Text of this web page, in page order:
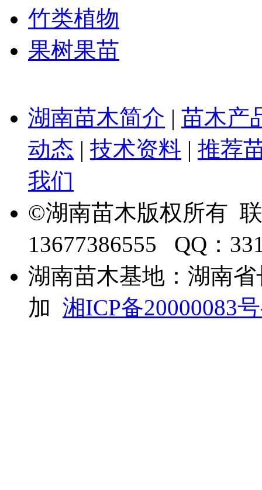
竹类植物
果树果苗
湖南苗木简介 | 苗木产
动态 | 技术资料 | 推荐
我们
©湖南苗木版权所有
13677386555 QQ：
湖南苗木基地：湖南
加 湘ICP备20000083